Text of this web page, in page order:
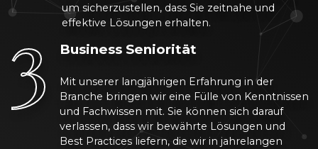
um sicherzustellen, dass Sie zeitnahe und
effektive Lösungen erhalten.
3 Business Seniorität
Mit unserer langjährigen Erfahrung in der
Branche bringen wir eine Fülle von Kenntnissen
und Fachwissen mit. Sie können sich darauf
verlassen, dass wir bewährte Lösungen und
Best Practices liefern, die wir in jahrelangen